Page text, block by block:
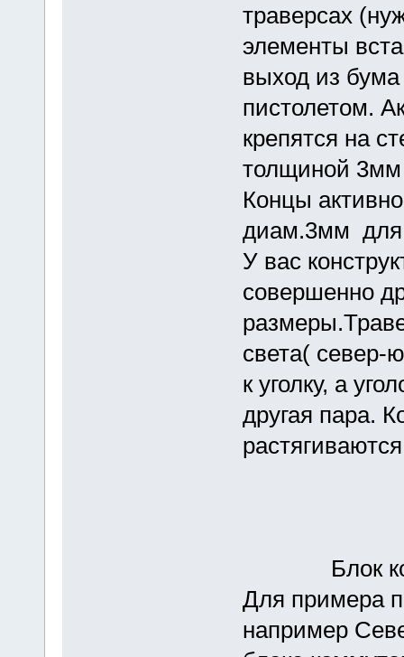
траверсах
элементы
выход из
пистолетом.
крепятся на
толщиной 3мм
Концы
диам.3мм для
У вас
совершенно
света( север-
к уголку, а
другая пара.
Блок
Для примера
например